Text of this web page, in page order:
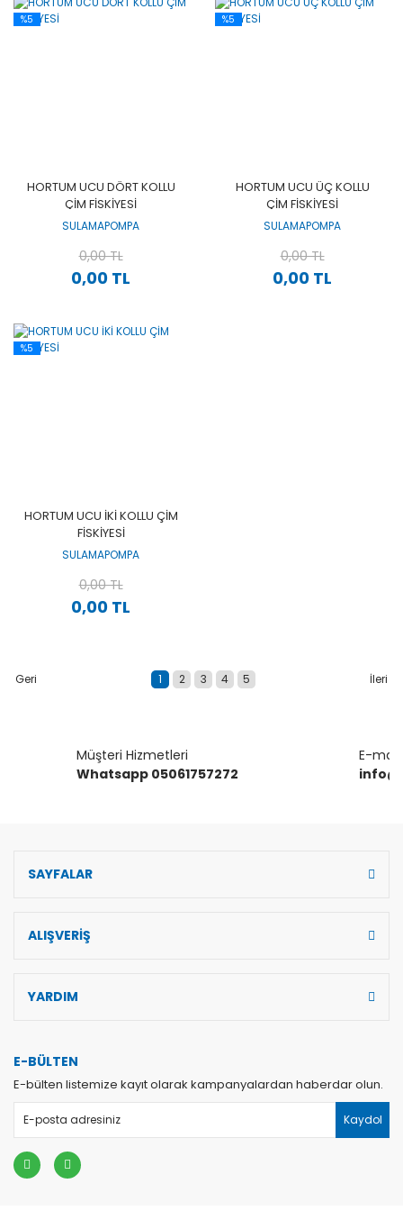
%5
HORTUM UCU DÖRT KOLLU
ÇİM FİSKİYESİ
SULAMAPOMPA
0,00 TL
0,00 TL
%5
HORTUM UCU ÜÇ KOLLU
ÇİM FİSKİYESİ
SULAMAPOMPA
0,00 TL
0,00 TL
%5
HORTUM UCU İKİ KOLLU ÇİM
FİSKİYESİ
SULAMAPOMPA
0,00 TL
0,00 TL
1 2 3 4 5
Müşteri Hizmetleri
Whatsapp 05061757272
E-mail
SAYFALAR
ALIŞVERİŞ
YARDIM
E-BÜLTEN
E-bülten listemize kayıt olarak kampanyalardan haberdar olun.
Kaydol